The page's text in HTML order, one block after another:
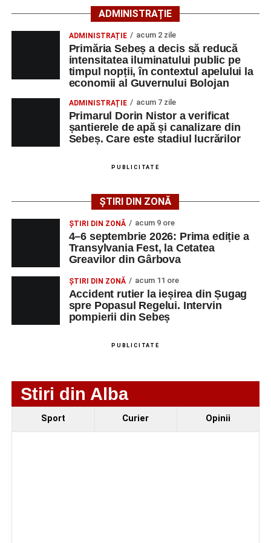
Ultimele știri din Sebeș
4–6 septembrie 2026: Prima ediție a Transylvania
Fest, la Cetatea Greavilor din Gârbova
Accident rutier la ieșirea din Șugag spre Popasul
Regelui. Intervin pompierii din Sebeș
Biciclist de 70 de ani, rănit într-un accident rutier
produs pe strada Dorobanți din Sebeș
organizează și se desfășoară în conformitate cu
prevederile Metodologiei-cadru de organizare şi
desfăşurare a competiţiilor şcolare, aprobată prin Ordinul
ministrului educaţiei, cercetării, tineretului şi sportului nr.
3035/2012, cu modificările și completările ulterioare și
este inclus în lista olimpiadelor și concursurilor școlare
Adaugă-ne ca sursă preferată
Ultimele știri din Sebeș
4–6 septembrie 2026: Prima ediție a Transylvania
Fest, la Cetatea Greavilor din Gârbova
Accident rutier la ieșirea din Șugag spre Popasul
Regelui. Intervin pompierii din Sebeș
Biciclist de 70 de ani, rănit într-un accident rutier
produs pe strada Dorobanți din Sebeș
ADMINISTRAȚIE
ADMINISTRAȚIE acum 2 zile
Primăria Sebeș a decis să reducă
intensitatea iluminatului public pe
timpul nopții, în contextul apelului la
economii al Guvernului Bolojan
ADMINISTRAȚIE acum 7 zile
Primarul Dorin Nistor a verificat
șantierele de apă și canalizare din
Sebeș. Care este stadiul lucrărilor
PUBLICITATE
ȘTIRI DIN ZONĂ
ȘTIRI DIN ZONĂ acum 9 ore
4–6 septembrie 2026: Prima ediție a
Transylvania Fest, la Cetatea
Greavilor din Gârbova
ȘTIRI DIN ZONĂ acum 11 ore
Accident rutier la ieșirea din Șugag
spre Popasul Regelui. Intervin
pompierii din Sebeș
PUBLICITATE
Stiri din Alba
Sport Curier Opinii